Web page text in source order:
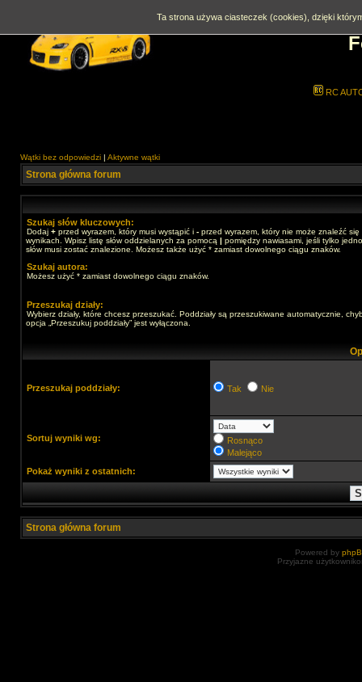
RC
Wątki bez odpowiedzi | Aktywne wątki
Strona główna forum
Szukaj słów kluczowych:
Dodaj + przed wyrazem, który musi wystąpić i - przed wyrazem, który nie może znaleźć się
wynikach. Wpisz listę słów oddzielanych za pomocą | pomiędzy nawiasami, jeśli tylko
słów musi zostać znalezione. Możesz także użyć * zamiast dowolnego ciągu znaków.
Szukaj autora:
Możesz użyć * zamiast dowolnego ciągu znaków.
Przeszukaj działy:
Wybierz działy, które chcesz przeszukać. Poddziały są przeszukiwane automatycznie,
opcja „Przeszukuj poddziały” jest wyłączona.
Przeszukaj poddziały: Tak Nie
Sortuj wyniki wg:
Rosnąco
Malejąco
Pokaż wyniki z ostatnich:
Strona główna forum
Powered by
Przyjazne
Ta strona używa ciasteczek (cookies), dzięki